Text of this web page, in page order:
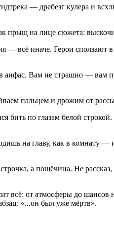
— дребезг кулера и
прыщ на лице сюжета:
всё иначе. Герои сползают
Вам не страшно — вам
пальцем и дрожим от
бить по глазам белой
на главу, как в комнату
а пощёчина. Не
всё: от атмосферы до шансов
«...он был уже мёртв».